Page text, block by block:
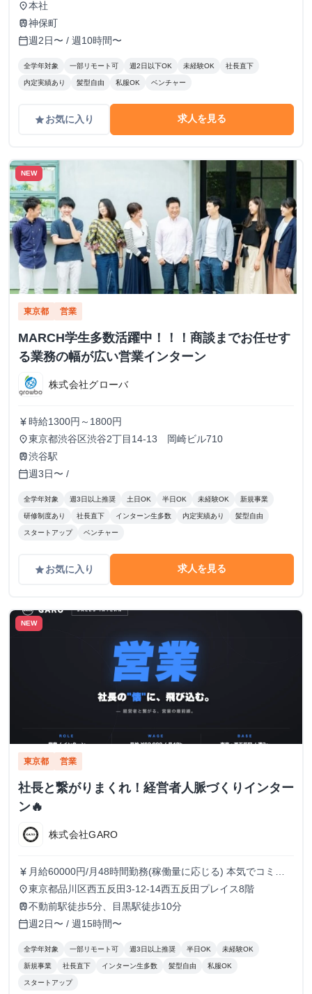
place本社
train神保町
calendar_today週2日〜 / 週10時間〜
全学年対象 一部リモート可 週2日以下OK 未経験OK 社長直下
内定実績あり 髪型自由 私服OK ベンチャー
gradeお気に入り 求人を見る
NEW
東京都 営業
MARCH学生多数活躍中！！！商談までお任せす
る業務の幅が広い営業インターン
株式会社グローバ
currency_yen 時給1300円～1800円
place東京都渋谷区渋谷2丁目14-13 岡崎ビル710
train渋谷駅
calendar_today週3日〜 /
全学年対象 週3日以上推奨 土日OK 半日OK 未経験OK 新規事業
研修制度あり 社長直下 インターン生多数 内定実績あり 髪型自由
スタートアップ ベンチャー
gradeお気に入り 求人を見る
NEW
東京都 営業
社長と繋がりまくれ！経営者人脈づくりインター
ン🔥
株式会社GARO
currency_yen 月給60000円/月48時間勤務(稼働量に応じる) 本気でコミッ
トすれば、学生でも圧倒的な実績と報酬を得られる環境で
す！
place東京都品川区西五反田3-12-14西五反田プレイス8階
train不動前駅徒歩5分、目黒駅徒歩10分
calendar_today週2日〜 / 週15時間〜
全学年対象 一部リモート可 週3日以上推奨 半日OK 未経験OK
新規事業 社長直下 インターン生多数 髪型自由 私服OK
スタートアップ